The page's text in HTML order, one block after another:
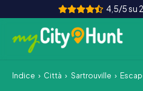
4,5/5 su
Come funziona
Indice Città Sartrouville Escape